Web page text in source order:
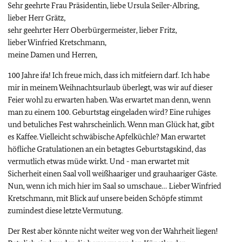
Sehr geehrte Frau Präsidentin, liebe Ursula Seiler-Albring,
lieber Herr Grätz,
sehr geehrter Herr Oberbürgermeister, lieber Fritz,
lieber Winfried Kretschmann,
meine Damen und Herren,
100 Jahre ifa! Ich freue mich, dass ich mitfeiern darf. Ich habe
mir in meinem Weihnachtsurlaub überlegt, was wir auf dieser
Feier wohl zu erwarten haben. Was erwartet man denn, wenn
man zu einem 100. Geburtstag eingeladen wird? Eine ruhiges
und betuliches Fest wahrscheinlich. Wenn man Glück hat, gibt
es Kaffee. Vielleicht schwäbische Apfelküchle? Man erwartet
höfliche Gratulationen an ein betagtes Geburtstagskind, das
vermutlich etwas müde wirkt. Und - man erwartet mit
Sicherheit einen Saal voll weißhaariger und grauhaariger Gäste.
Nun, wenn ich mich hier im Saal so umschaue… Lieber Winfried
Kretschmann, mit Blick auf unsere beiden Schöpfe stimmt
zumindest diese letzte Vermutung.
Der Rest aber könnte nicht weiter weg von der Wahrheit liegen!